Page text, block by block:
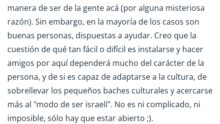
manera de ser de la gente acá (por alguna misteriosa
razón). Sin embargo, en la mayoría de los casos son
buenas personas, dispuestas a ayudar. Creo que la
cuestión de qué tan fácil o difícil es instalarse y hacer
amigos por aquí dependerá mucho del carácter de la
persona, y de si es capaz de adaptarse a la cultura, de
sobrellevar los pequeños baches culturales y acercarse
más al "modo de ser israelí". No es ni complicado, ni
imposible, sólo hay que estar abierto ;).